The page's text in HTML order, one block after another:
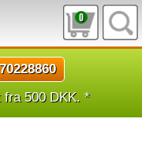
0
fra 500 DKK. *